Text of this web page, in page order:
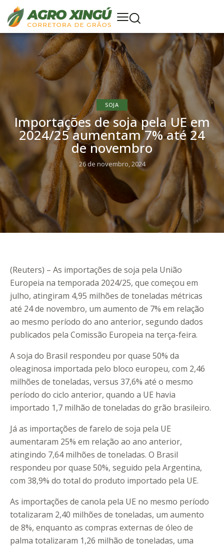
SOJA
Importações de soja pela UE em
2024/25 aumentam 7% até 24
de novembro
26 de novembro, 2024
(Reuters) – As importações de soja pela União
Europeia na temporada 2024/25, que começou em
julho, atingiram 4,95 milhões de toneladas métricas
até 24 de novembro, um aumento de 7% em relação
ao mesmo período do ano anterior, segundo dados
publicados pela Comissão Europeia na terça-feira.
A soja do Brasil respondeu por quase 50% da
oleaginosa importada pelo bloco europeu, com 2,46
milhões de toneladas, versus 37,6% até o mesmo
período do ciclo anterior, quando a UE havia
importado 1,7 milhão de toneladas do grão brasileiro.
Já as importações de farelo de soja pela UE
aumentaram 25% em relação ao ano anterior,
atingindo 7,64 milhões de toneladas. O Brasil
respondeu por quase 50%, seguido pela Argentina,
com 38,9% do total do produto importado pela UE.
As importações de canola pela UE no mesmo período
totalizaram 2,40 milhões de toneladas, um aumento
de 8%, enquanto as compras externas de óleo de
palma totalizaram 1,26 milhão de toneladas, uma